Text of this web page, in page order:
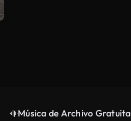
Música de Archivo Gratuita